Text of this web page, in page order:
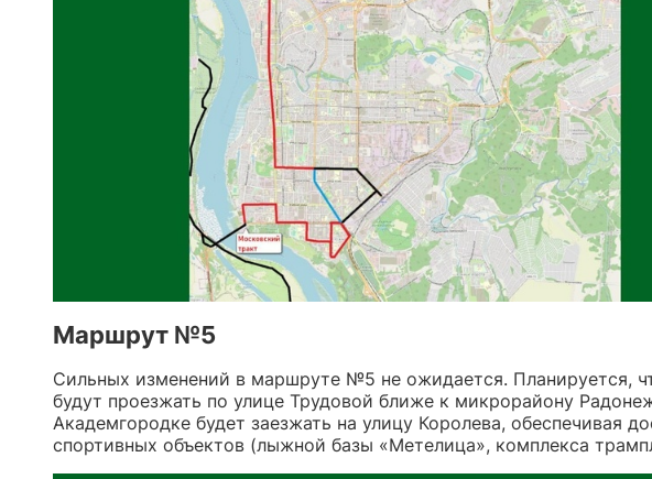
Маршрут №5
Сильных изменений в маршруте №5 не ожидается. Планируется,
будут проезжать по улице Трудовой ближе к микрорайону
Академгородке будет заезжать на улицу Королева, обеспечивая
спортивных объектов (лыжной базы «Метелица», комплекса